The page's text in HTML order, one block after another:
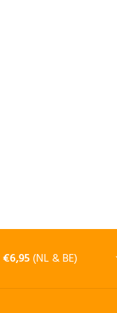
€6,95(NL & BE)